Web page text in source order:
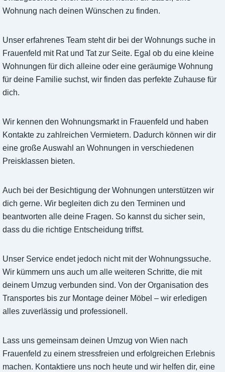
Wohnung nach deinen Wünschen zu finden.
Unser erfahrenes Team steht dir bei der Wohnungs suche in
Frauenfeld mit Rat und Tat zur Seite. Egal ob du eine kleine
Wohnungen für dich alleine oder eine geräumige Wohnung
für deine Familie suchst, wir finden das perfekte Zuhause für
dich.
Wir kennen den Wohnungsmarkt in Frauenfeld und haben
Kontakte zu zahlreichen Vermietern. Dadurch können wir dir
eine große Auswahl an Wohnungen in verschiedenen
Preisklassen bieten.
Auch bei der Besichtigung der Wohnungen unterstützen wir
dich gerne. Wir begleiten dich zu den Terminen und
beantworten alle deine Fragen. So kannst du sicher sein,
dass du die richtige Entscheidung triffst.
Unser Service endet jedoch nicht mit der Wohnungssuche.
Wir kümmern uns auch um alle weiteren Schritte, die mit
deinem Umzug verbunden sind. Von der Organisation des
Transportes bis zur Montage deiner Möbel – wir erledigen
alles zuverlässig und professionell.
Lass uns gemeinsam deinen Umzug von Wien nach
Frauenfeld zu einem stressfreien und erfolgreichen Erlebnis
machen. Kontaktiere uns noch heute und wir helfen dir, eine